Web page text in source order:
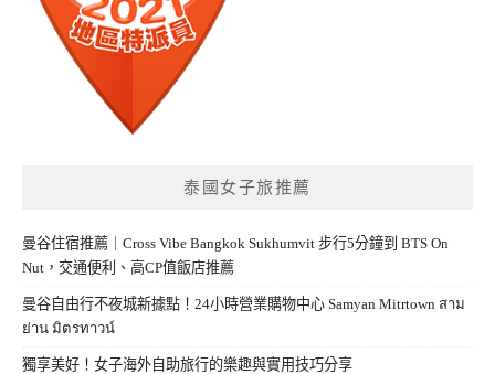
泰國女子旅推薦
曼谷住宿推薦｜Cross Vibe Bangkok Sukhumvit 步行5分鐘到 BTS On
Nut，交通便利、高CP值飯店推薦
曼谷自由行不夜城新據點！24小時營業購物中心 Samyan Mitrtown สาม
ย่าน มิตรทาวน์
獨享美好！女子海外自助旅行的樂趣與實用技巧分享